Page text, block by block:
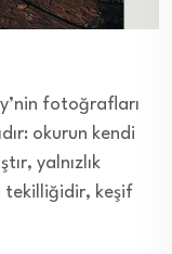
fotoğrafları
okurun kendi
yalnızlık
tekilliğidir, keşif